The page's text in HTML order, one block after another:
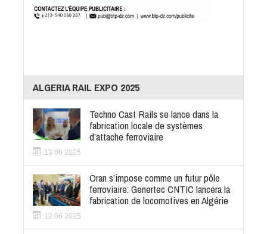
ALGERIA RAIL EXPO 2025
Techno Cast Rails se lance dans la
fabrication locale de systèmes
d’attache ferroviaire
13 06 2025
Oran s’impose comme un futur pôle
ferroviaire: Genertec CNTIC lancera la
fabrication de locomotives en Algérie
12 06 2025